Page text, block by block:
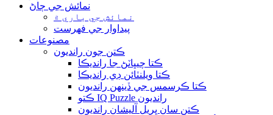
نمائش جي ڄاڻ
نمائش جي باري ۾
پيداوار جي فهرست
مصنوعات
ڪتن جون رانديون
ڪتا چيڀاٽڻ جا رانديڪا
ڪتا ويلنٽائن ڊي رانديڪا
ڪتا ڪرسمس جي ڏينھن رانديون
ڪتو IQ Puzzle رانديون
ڪتن سان ڀريل آليشان رانديون